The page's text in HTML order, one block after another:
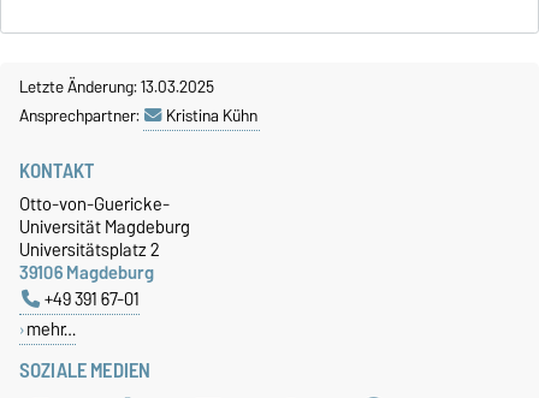
Letzte Änderung: 13.03.2025
Ansprechpartner:
Kristina Kühn
SOZIALE MEDIEN
KONTAKT
Otto-von-Guericke-
Universität Magdeburg
Universitätsplatz 2
39106 Magdeburg
+49 391 67-01
mehr…